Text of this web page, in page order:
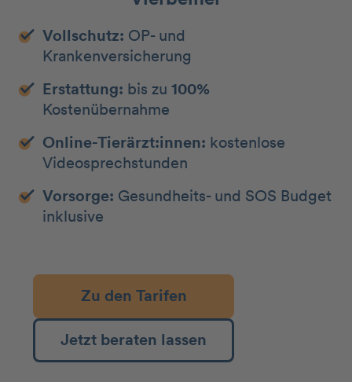
Vollschutz: OP- und
Krankenversicherung
Erstattung: bis zu100%
Kostenübernahme
Online-Tierärzt:innen: kostenlose
Videosprechstunden
Vorsorge: Gesundheits- und SOS Budget
inklusive
Zu den Tarifen
Jetzt beraten lassen